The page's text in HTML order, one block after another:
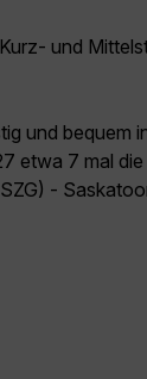
und
und bequem
etwa 7 mal
-